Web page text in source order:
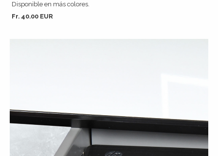
Disponible en más colores.
Fr. 40.00 EUR